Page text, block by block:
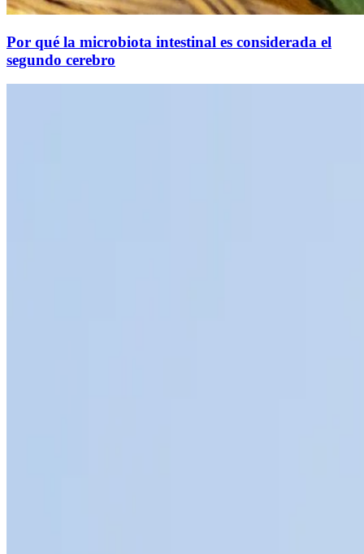
Por qué la microbiota intestinal es considerada el
segundo cerebro